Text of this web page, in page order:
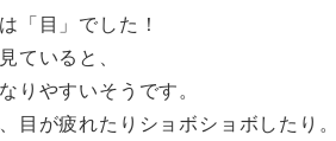
「目」でした！
ていると、
りやすいそうです。
が疲れたりショボショボしたり。